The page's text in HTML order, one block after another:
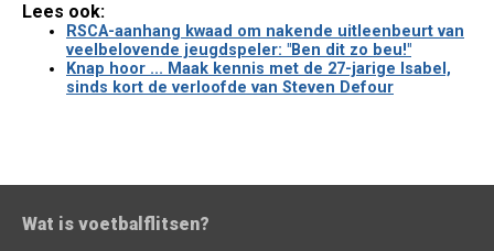
Lees ook:
RSCA-aanhang kwaad om nakende uitleenbeurt van
veelbelovende jeugdspeler: "Ben dit zo beu!"
Knap hoor ... Maak kennis met de 27-jarige Isabel,
sinds kort de verloofde van Steven Defour
Wat is voetbalflitsen?